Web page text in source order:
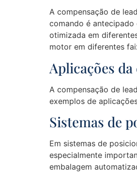
A compensação de
comando é
otimizada em
motor em diferentes
Aplicações
A compensação de
exemplos de
Sistemas de
Em sistemas de
especialmente
embalagem